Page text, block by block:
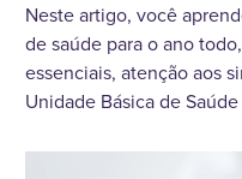
Neste artigo, você
de saúde para o ano
essenciais, atenção aos
Unidade Básica de Saúde